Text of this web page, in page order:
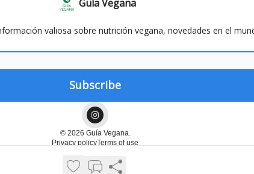
Guía Vegana
valiosa sobre nutrición vegana, novedades en el
© 2026 Guía Vegana.
Privacy policyTerms of use
Powered by beehiiv